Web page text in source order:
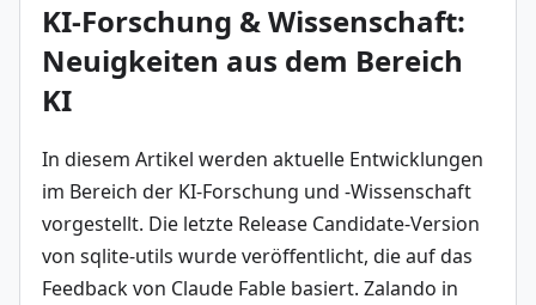
KI-Forschung & Wissenschaft:
Neuigkeiten aus dem Bereich
KI
In diesem Artikel werden aktuelle Entwicklungen
im Bereich der KI-Forschung und -Wissenschaft
vorgestellt. Die letzte Release Candidate-Version
von sqlite-utils wurde veröffentlicht, die auf das
Feedback von Claude Fable basiert. Zalando in